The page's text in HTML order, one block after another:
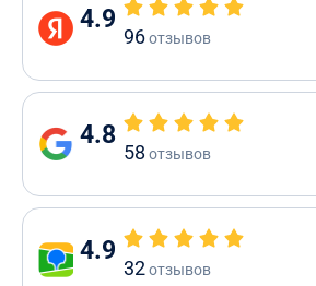
4.9
96отзывов
4.8
58 отзывов
4.9
32отзывов